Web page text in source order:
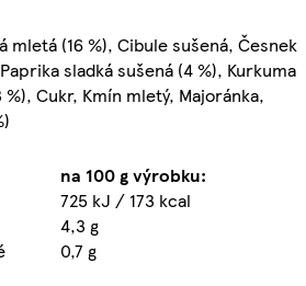
mletá (16 %), Cibule sušená, Česnek
sladká sušená (4 %), Kurkuma
Cukr, Kmín mletý, Majoránka,
na 100 g výrobku:
725 kJ / 173 kcal
4,3 g
0,7 g